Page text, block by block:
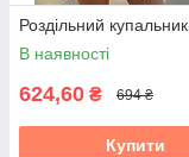
Роздільний купальник
В наявності
624,60 ₴ 694 ₴
Купити